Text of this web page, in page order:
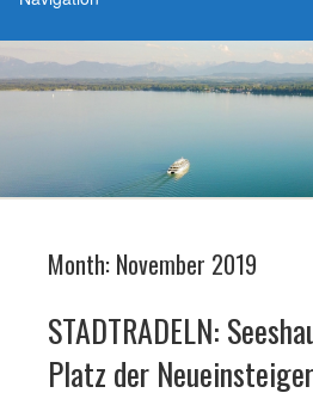
Month: November 2019
STADTRADELN:
Platz der Neueinsteiger